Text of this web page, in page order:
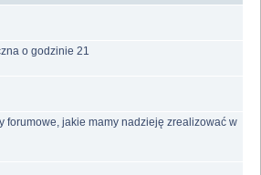
o godzinie 21
forumowe, jakie mamy nadzieję zrealizować w